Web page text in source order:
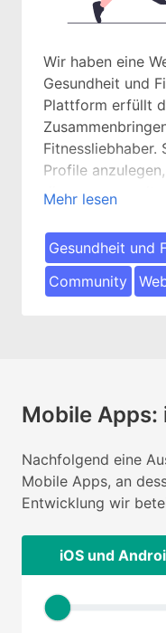
Wir haben eine
Gesundheit und
Plattform erfüllt
Profile
diese zu
individuelle
Erfahrungen
Mehr lesen
Gesundheit und
Community
Mobile Apps:
Nachfolgend eine
Mobile Apps, an
Entwicklung wir
iOS und